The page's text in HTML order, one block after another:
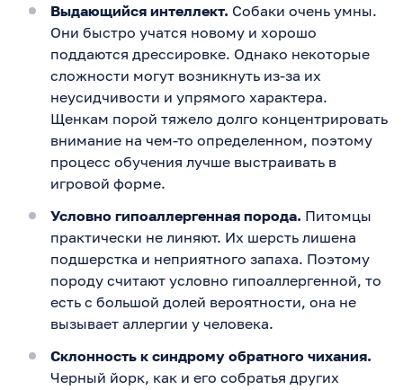
Выдающийся интеллект. Собаки очень умны.
Они быстро учатся новому и хорошо
поддаются дрессировке. Однако некоторые
сложности могут возникнуть из-за их
неусидчивости и упрямого характера.
Щенкам порой тяжело долго концентрировать
внимание на чем-то определенном, поэтому
процесс обучения лучше выстраивать в
игровой форме.
Условно гипоаллергенная порода. Питомцы
практически не линяют. Их шерсть лишена
подшерстка и неприятного запаха. Поэтому
породу считают условно гипоаллергенной, то
есть с большой долей вероятности, она не
вызывает аллергии у человека.
Склонность к синдрому обратного чихания.
Черный йорк, как и его собратья других